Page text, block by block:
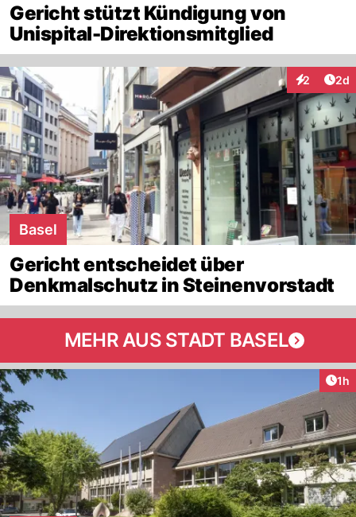
Gericht stützt Kündigung von
Unispital-Direktionsmitglied
2 2d
Basel
Gericht entscheidet über
Denkmalschutz in Steinenvorstadt
MEHR AUS STADT BASEL
1h